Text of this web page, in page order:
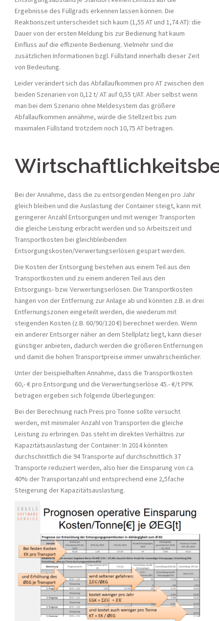
Ergebnisse des Füllgrads erkennen lassen können. Die
Reaktionszeit unterscheidet sich kaum (1,55 AT und 1,74 AT): die
Dauer von der ersten Meldung bis zur Bedienung hat kaum
Einfluss auf die effiziente Bedienung. Vielmehr sind die
zusätzlichen Informationen bzgl. Füllstand innerhalb dieser Zeit
von Bedeutung.
Leider verändert sich das Abfallaufkommen pro AT zwischen den
beiden Szenarien von 0,12 t/ AT auf 0,55 t/AT. Aber selbst wenn
man bei dem Szenario ohne Meldesystem das größere
Abfallaufkommen annähme, würde die Stellzeit bis zum
maximalen Füllstand trotzdem noch 10,75 AT betragen.
Bei der Annahme, dass die zu entsorgenden Mengen pro Jahr
gleich bleiben und die Auslastung der Container steigt, kann mit
geringerer Anzahl Entsorgungen und mit weniger Transporten
die gleiche Leistung erbracht werden und so Arbeitszeit und
Transportkosten bei gleichbleibenden
Entsorgungskosten/Verwertungserlösen gespart werden.
Die Kosten der Entsorgung bestehen aus einem Teil aus den
Transportkosten und zu einem anderen Teil aus den
Entsorgungs- bzw. Verwertungserlösen. Die Transportkosten
hängen von der Entfernung zur Anlage ab und könnten z.B. in drei
Entfernungszonen eingeteilt werden, die wiederum mit
steigenden Kosten (z.B. 60/90/120 €) berechnet werden. Wenn
ein anderer Entsorger näher an dem Stellplatz liegt, kann dieser
günstiger anbieten, dadurch werden die größeren Entfernungen
und damit die hohen Transportpreise immer unwahrscheinlicher.
Unter der beispielhaften Annahme, dass die Transportkosten
60,- € pro Entsorgung und die Verwertungserlöse 45.- €/t PPK
betragen ergeben sich folgende Überlegungen:
Bei der Berechnung nach Preis pro Tonne sollte versucht
werden, mit minimaler Anzahl von Transporten die gleiche
Leistung zu erbringen. Das steht im direkten Verhältnis zur
Kapazitätsauslastung der Container: In 2014 könnten
durchschnittlich die 94 Transporte auf durchschnittlich 37
Transporte reduziert werden, also hier die Einsparung von ca.
40% der Transportanzahl und entsprechend eine 2,5fache
Steigerung der Kapazitätsauslastung.